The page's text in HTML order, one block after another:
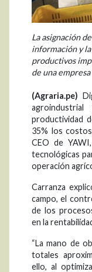
La asignación
información y
productivos
de una
(Agraria.pe)
productividad
35% los
CEO de
tecnológicas
operación
Carranza
campo, el
de los
en la
“La mano de
totales
ello, al